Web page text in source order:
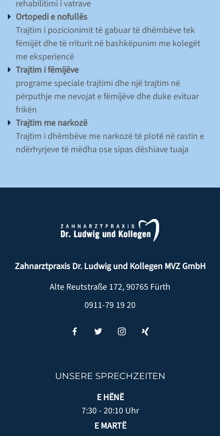
rehabilitimi i vatrave
Ortopedi e nofullës
Trajtim i pozicionimit të gabuar të dhëmbëve tek
fëmijët dhe të rriturit në bashkëpunim me kolegët
me eksperiencë
Trajtim i fëmijëve
programe speciale trajtimi dhe një trajtim në
përputhje me nevojat e fëmijëve dhe duke evituar
frikën
Trajtim me narkozë
Trajtim i dhëmbëve me narkozë të plotë në rastin e
ndërhyrjeve të mëdha ose sipas dëshiave tuaja
Zahnarztpraxis Dr. Ludwig und Kollegen MVZ GmbH
Alte Reutstraße 172,90765 Fürth
0911-79 19 20
UNSERE SPRECHZEITEN
E HËNË
7:30 - 20:10 Uhr
E MARTË